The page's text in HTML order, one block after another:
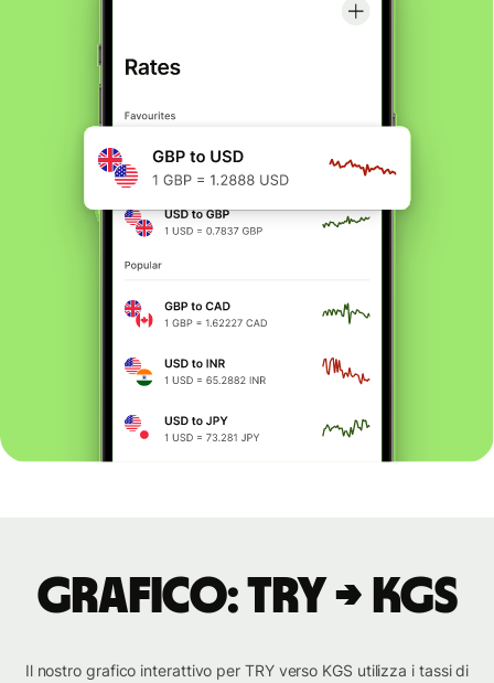
Grafico: TRY → KGS
Il nostro grafico interattivo per TRY verso KGS utilizza i tassi di